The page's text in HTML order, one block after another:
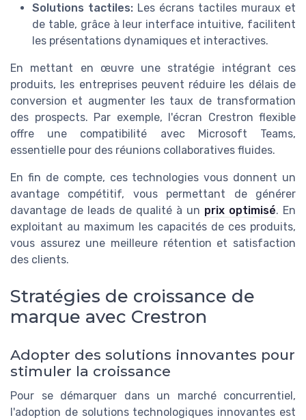
Solutions tactiles: Les écrans tactiles muraux et
de table, grâce à leur interface intuitive, facilitent
les présentations dynamiques et interactives.
En mettant en œuvre une stratégie intégrant ces
produits, les entreprises peuvent réduire les délais de
conversion et augmenter les taux de transformation
des prospects. Par exemple, l'écran Crestron flexible
offre une compatibilité avec Microsoft Teams,
essentielle pour des réunions collaboratives fluides.
En fin de compte, ces technologies vous donnent un
avantage compétitif, vous permettant de générer
davantage de leads de qualité à un prix optimisé. En
exploitant au maximum les capacités de ces produits,
vous assurez une meilleure rétention et satisfaction
des clients.
Stratégies de croissance de
marque avec Crestron
Adopter des solutions innovantes pour
stimuler la croissance
Pour se démarquer dans un marché concurrentiel,
l'adoption de solutions technologiques innovantes est